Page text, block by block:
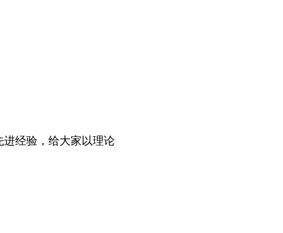
经验，给大家以理论